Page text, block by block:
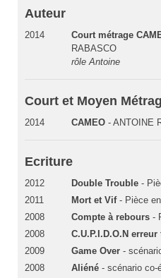
Auteur
2014 Court métrage
RABASCO
rôle Antoine
Court et Moyen
2014 CAMEO - ANTOINE
Ecriture
2012 Double Trouble -
2011
Mort et Vif- Pièce
2008
Compte à rebours -
2008
C.U.P.I.D.O.N erreur
2009
Game Over -
2008
Aliéné - scénario co-